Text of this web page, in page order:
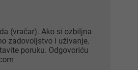
(vračar). Ako si ozbiljna
zadovoljstvo i uživanje,
poruku. Odgovoriću